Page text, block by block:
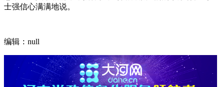
士强信心满满地说。
编辑：null